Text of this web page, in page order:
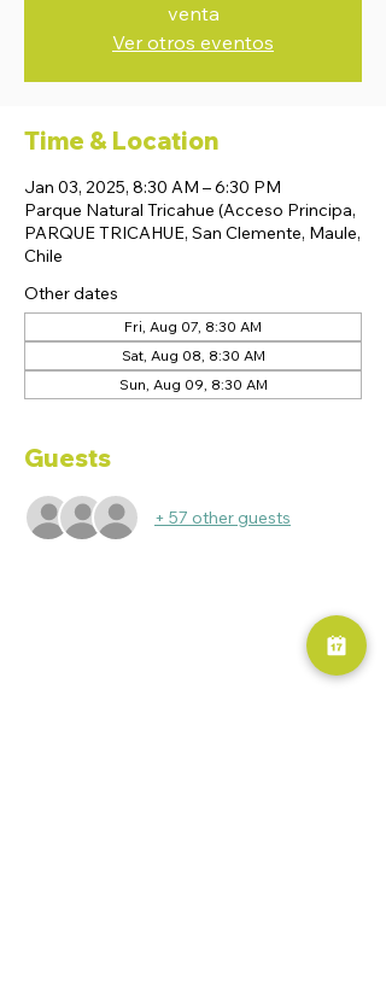
venta
Ver otros eventos
Time & Location
Jan 03, 2025, 8:30 AM – 6:30 PM
Parque Natural Tricahue (Acceso Principa,
PARQUE TRICAHUE, San Clemente, Maule,
Chile
Other dates
Fri, Aug 07, 8:30 AM
Sat, Aug 08, 8:30 AM
Sun, Aug 09, 8:30 AM
Guests
+ 57 other guests